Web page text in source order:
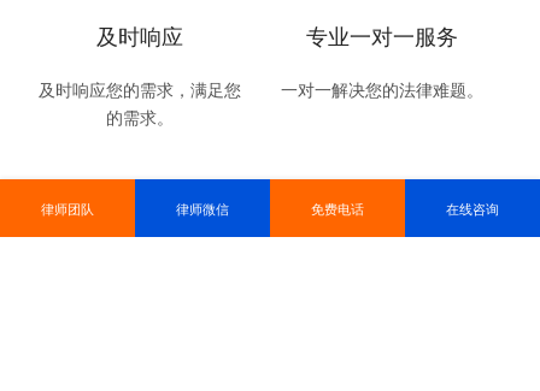
及时响应
及时响应您的需求，满足您
的需求。
专业一对一服务
一对一解决您的法律难题。
律师团队 律师微信 免费电话 在线咨询